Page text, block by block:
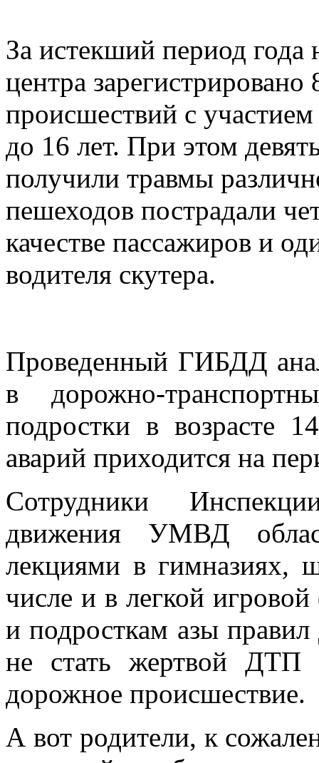
За истекший период года
центра
происшествий с участием
до 16 лет. При этом
получили травмы
пешеходов пострадали
качестве пассажиров и
водителя скутера.
Проведенный ГИБДД
в дорожно-
подростки в возрасте
аварий приходится на
Сотрудники
движения УМВД
лекциями в гимназиях,
числе и в легкой
и подросткам азы
не стать жертвой ДТП
дорожное происшествие.
А вот родители, к